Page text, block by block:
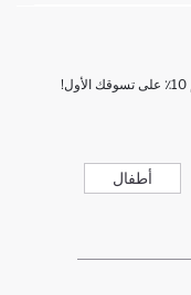
أطفال